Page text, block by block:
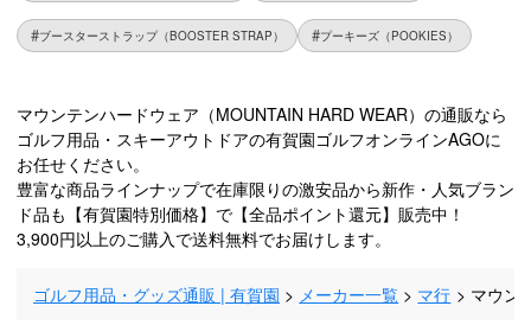
ブースターストラップ（BOOSTER STRAP） プーキーズ（POOKIES）
マウンテンハードウェア（MOUNTAIN HARD WEAR）の通販なら
ゴルフ用品・スキーアウトドアの有賀園ゴルフオンラインAGOに
お任せください。
豊富な商品ラインナップで在庫限りの激安品から新作・人気ブラン
ド品も【有賀園特別価格】で【全品ポイント還元】販売中！
3,900円以上のご購入で送料無料でお届けします。
ゴルフ用品・グッズ通販 | 有賀園 メーカー一覧 マ行 マウン